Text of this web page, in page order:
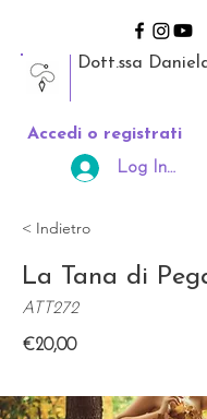
Dott.ssa
Accedi o registrati
Log In Area
< Indietro
La Tana di
ATT272
€20,00